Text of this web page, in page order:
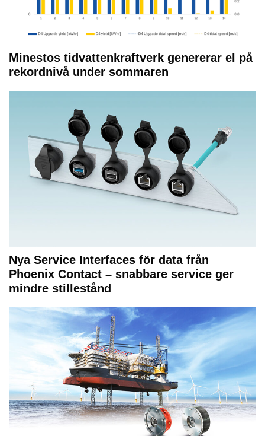
Minestos tidvattenkraftverk genererar el på
rekordnivå under sommaren
Nya Service Interfaces för data från
Phoenix Contact – snabbare service ger
mindre stillestånd